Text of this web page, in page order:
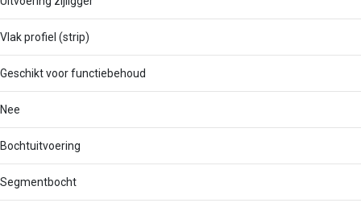
Vlak profiel (strip)
Geschikt voor functiebehoud
Nee
Bochtuitvoering
Segmentbocht